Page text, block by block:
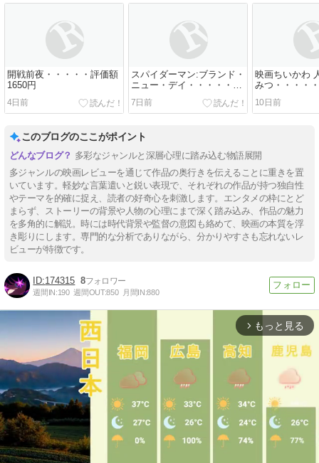
開戦前夜・・・・・評価額
1650円
4日前
スパイダーマン:ブランド・
ニュー・デイ・・・・・評
価額1750円
7日前
映画ちいかわ
みつ・・・・
10日前
このブログのここがポイント
多彩なジャンルと深層心理に踏み込む物語展開
多ジャンルの映画レビューを通じて作品の奥行きを伝えることに重きを置
いています。軽妙な言葉遣いと鋭い表現で、それぞれの作品が持つ独自性
やテーマを的確に捉え、読者の好奇心を刺激します。エンタメの枠にとど
まらず、ストーリーの背景や人物の心理にまで深く踏み込み、作品の魅力
を多角的に解説。時には時代背景や監督の意図も絡めて、映画の本質を浮
き彫りにします。専門的な分析でありながら、分かりやすさも忘れないレ
ビューが特徴です。
174315 8
週間IN:190 週間OUT:850 月間IN:880
arrow_forward_ios もっと見る